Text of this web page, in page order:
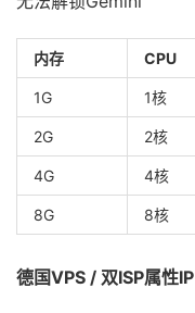
内存 CPU
1G 1核
2G 2核
4G 4核
8G 8核
德国VPS / 双ISP属性IP